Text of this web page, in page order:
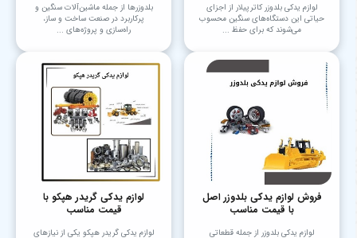
لوازم یدکی بلدوزر کاترپیلار از اجزای
حیاتی این دستگاه‌های سنگین محسوب
می‌شوند که برای حفظ ...
بلدوزرها از جمله ماشین‌آلات سنگین و
پرکاربرد در صنعت ساخت و ساز،
راه‌سازی و پروژه‌های ...
فروش لوازم یدکی بلدوزر اصل
با قیمت مناسب
لوازم یدکی بلدوزر از جمله قطعاتی
لوازم یدکی گریدر هپکو با
قیمت مناسب
لوازم یدکی گریدر هپکو یکی از نیازهای